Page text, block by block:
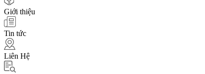
Giới thiệu
Tin tức
Liên Hệ